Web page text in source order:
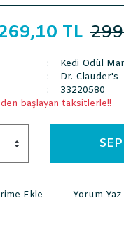
TL
Kedi Ödül
Dr. Clauder's
33220580
başlayan taksitlerle!!
Yorum Yaz